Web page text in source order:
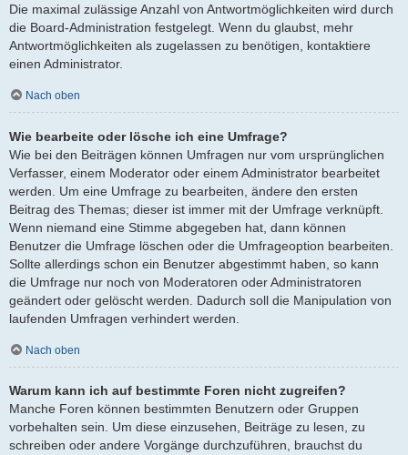
Die maximal zulässige Anzahl von Antwortmöglichkeiten wird durch
die Board-Administration festgelegt. Wenn du glaubst, mehr
Antwortmöglichkeiten als zugelassen zu benötigen, kontaktiere
einen Administrator.
Nach oben
Wie bearbeite oder lösche ich eine Umfrage?
Wie bei den Beiträgen können Umfragen nur vom ursprünglichen
Verfasser, einem Moderator oder einem Administrator bearbeitet
werden. Um eine Umfrage zu bearbeiten, ändere den ersten
Beitrag des Themas; dieser ist immer mit der Umfrage verknüpft.
Wenn niemand eine Stimme abgegeben hat, dann können
Benutzer die Umfrage löschen oder die Umfrageoption bearbeiten.
Sollte allerdings schon ein Benutzer abgestimmt haben, so kann
die Umfrage nur noch von Moderatoren oder Administratoren
geändert oder gelöscht werden. Dadurch soll die Manipulation von
laufenden Umfragen verhindert werden.
Nach oben
Warum kann ich auf bestimmte Foren nicht zugreifen?
Manche Foren können bestimmten Benutzern oder Gruppen
vorbehalten sein. Um diese einzusehen, Beiträge zu lesen, zu
schreiben oder andere Vorgänge durchzuführen, brauchst du